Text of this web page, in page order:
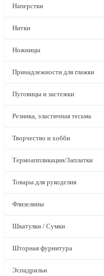
Наперстки
Нитки
Ножницы
Принадлежности для глажки
Пуговицы и застежки
Резинка, эластичная тесьма
Творчество и хобби
Термоаппликации/Заплатки
Товары для рукоделия
Флизелины
Шкатулки / Сумки
Шторная фурнитура
Эспадрильи